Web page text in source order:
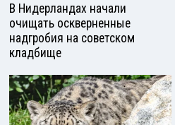
В Нидерландах начали
очищать оскверненные
надгробия на советском
кладбище